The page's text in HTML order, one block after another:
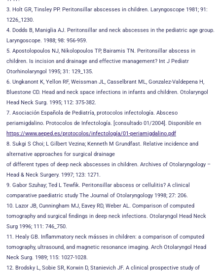
3. Holt GR, Tinsley PP. Peritonsillar abscesses in children. Laryngoscope 1981; 91:
1226_1230.
4. Dodds B, Maniglia AJ. Peritonsillar and neck abscesses in the pediatric age group.
Laryngoscope. 1988; 98: 956-959.
5. Apostolopoulos NJ, Nikolopoulos TP, Bairamis TN. Peritonsillar abscess in
children. Is incision and drainage and effective management? Int J Pediatr
Otorhinolaryngol 1995; 31: 129_135.
6. Ungkanont K, Yellon RF, Weissman JL, Casselbrant ML, Gonzalez-Valdepena H,
Bluestone CD. Head and neck space infections in infants and children. Otolaryngol
Head Neck Surg. 1995; 112: 375-382.
7. Asociación Española de Pediatría, protocolos infectología. Absceso
periamigdalino. Protocolos de Infectología. [consultado 01/2004]. Disponible en
https://www.aeped.es/protocolos/infectología/01-periamigdalino.pdf
8. Sukgi S Choi; L Gilbert Vezina; Kenneth M Grundfast. Relative incidence and
alternative approaches for surgical drainage
of different types of deep neck abscesses in children. Archives of Otolaryngology –
Head & Neck Surgery. 1997; 123: 1271.
9. Gabor Szuhay; Ted L Tewfik. Peritonsillar abscess or cellulitis? A clinical
comparative paediatric study The Journal of Otolaryngology 1998; 27: 206.
10. Lazor JB, Cunningham MJ, Eavey RD, Weber AL. Comparison of computed
tomography and surgical findings in deep neck infections. Otolaryngol Head Neck
Surg 1996; 111: 746_750.
11. Healy GB. Inflammatory neck másses in children: a comparison of computed
tomography, ultrasound, and magnetic resonance imaging. Arch Otolaryngol Head
Neck Surg. 1989; 115: 1027-1028.
12. Brodsky L, Sobie SR, Korwin D, Stanievich JF. A clinical prospective study of